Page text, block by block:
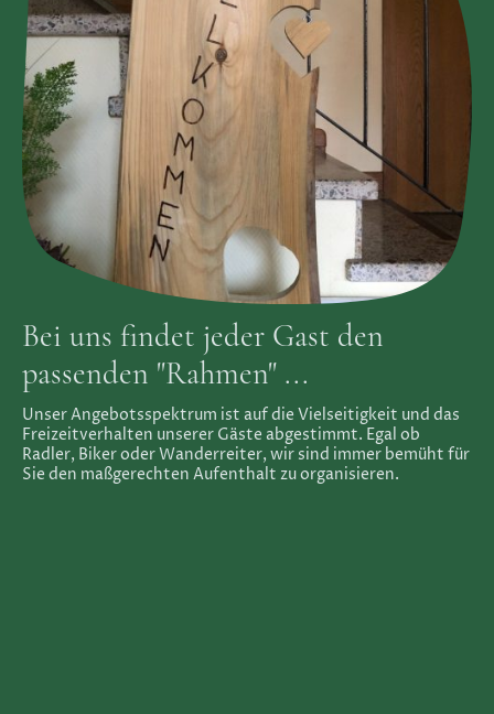
Bei uns findet jeder Gast den
passenden "Rahmen" ...
Unser Angebotsspektrum ist auf die Vielseitigkeit und das
Freizeitverhalten unserer Gäste abgestimmt. Egal ob
Radler, Biker oder Wanderreiter, wir sind immer bemüht für
Sie den maßgerechten Aufenthalt zu organisieren.